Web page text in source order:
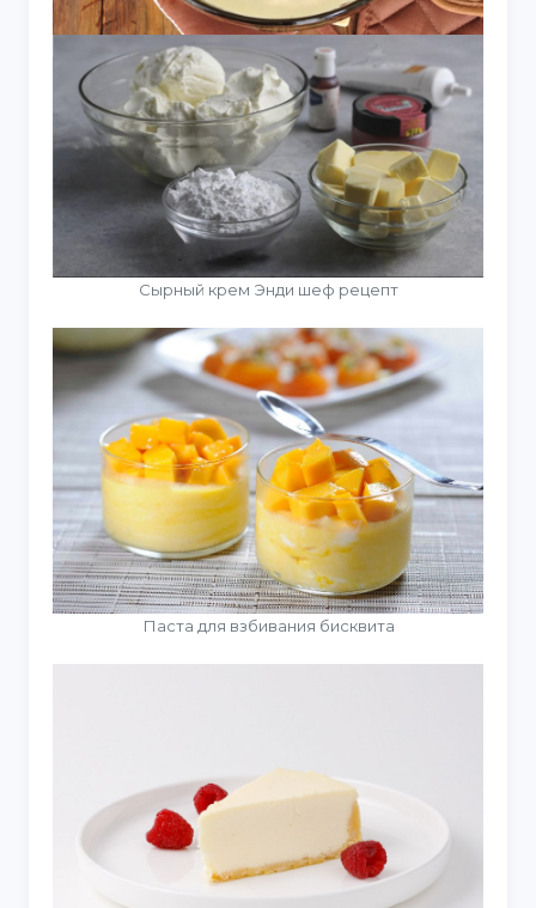
Сырный крем Энди шеф рецепт
Паста для взбивания бисквита